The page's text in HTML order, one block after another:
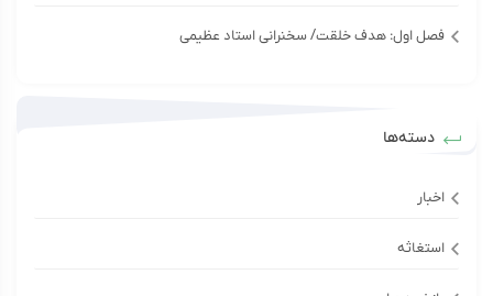
فصل اول: هدف خلقت/ سخنرانی استاد عظیمی
دسته‌ها
اخبار
استغاثه